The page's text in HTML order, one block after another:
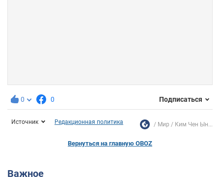
0 0 Подписаться
Источник Редакционная политика Мир Ким Чен Ын...
Вернуться на главную OBOZ
Важное